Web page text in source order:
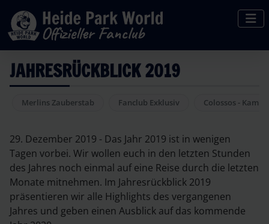
JAHRESRÜCKBLICK 2019
Merlins Zauberstab Fanclub Exklusiv Colossos -
29. Dezember 2019 - Das Jahr 2019 ist in wenigen
Tagen vorbei. Wir wollen euch in den letzten Stunden
des Jahres noch einmal auf eine Reise durch die letzten
Monate mitnehmen. Im Jahresrückblick 2019
präsentieren wir alle Highlights des vergangenen
Jahres und geben einen Ausblick auf das kommende